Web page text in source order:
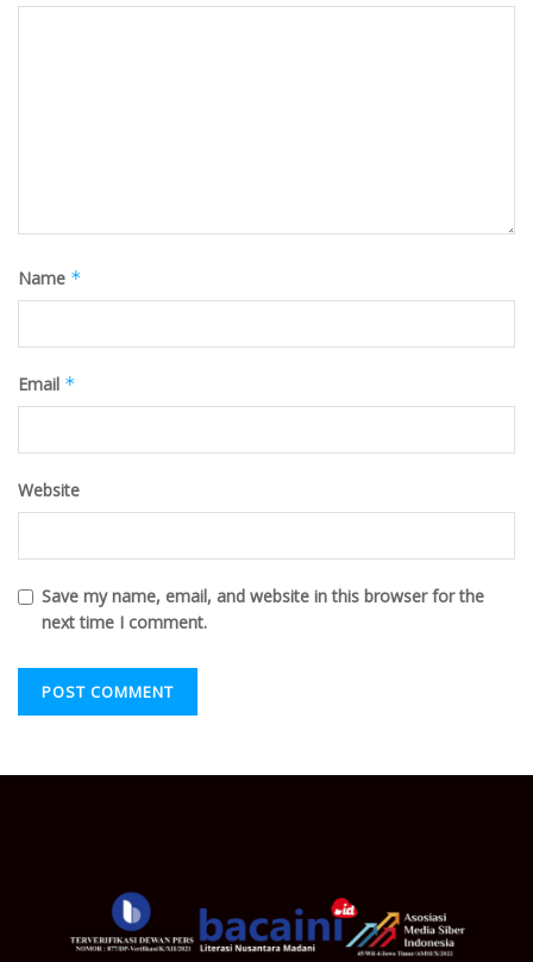
Name *
Email *
Website
Save my name, email, and website in this browser for the
next time I comment.